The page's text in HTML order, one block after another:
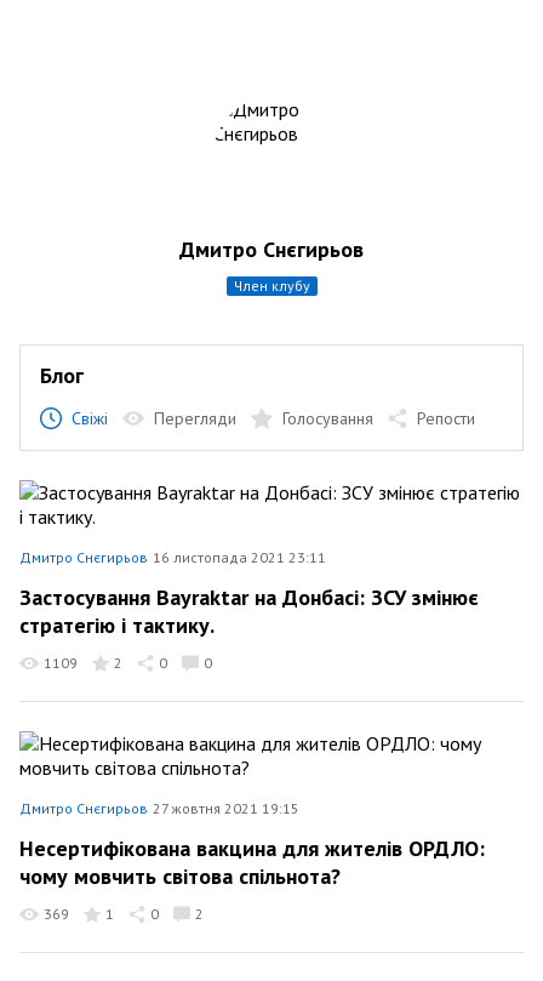
Дмитро Снєгирьов
член клубу
Блог
Свіжі Перегляди Голосування Репости
Дмитро Снєгирьов 16 листопада 2021 23:11
Застосування Bayraktar на Донбасі: ЗСУ змінює
стратегію і тактику.
1109 2 0 0
Дмитро Снєгирьов 27 жовтня 2021 19:15
Несертифікована вакцина для жителів ОРДЛО:
чому мовчить світова спільнота?
369 1 0 2